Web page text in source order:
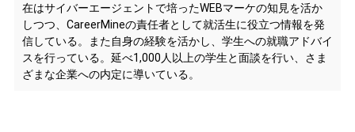
在はサイバーエージェントで培ったWEBマーケの知見を活か
しつつ、CareerMineの責任者として就活生に役立つ情報を発
信している。また自身の経験を活かし、学生への就職アドバイ
スを行っている。延べ1,000人以上の学生と面談を行い、さま
ざまな企業への内定に導いている。